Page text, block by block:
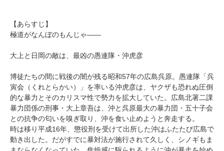
【あらすじ】
極道がなんぼのもんじゃ――
大上と日岡の敵は、最凶の愚連隊・沖虎彦
博徒たちの間に戦後の闇が残る昭和57年の広島呉原。愚連隊「呉
寅会（くれとらかい）」を率いる沖虎彦は、ヤクザも恐れぬ圧倒
的な暴力とそのカリスマ性で勢力を拡大していた。広島北署二課
暴力団係の刑事・大上章吾は、沖と呉原最大の暴力団・五十子会
との抗争の匂いを嗅ぎ取り、沖を食い止めようと奔走する。
時は移り平成16年、懲役刑を受けて出所した沖はふたたび広島で
動き出した。だがすでに暴対法が施行されて久しく、シノギもま